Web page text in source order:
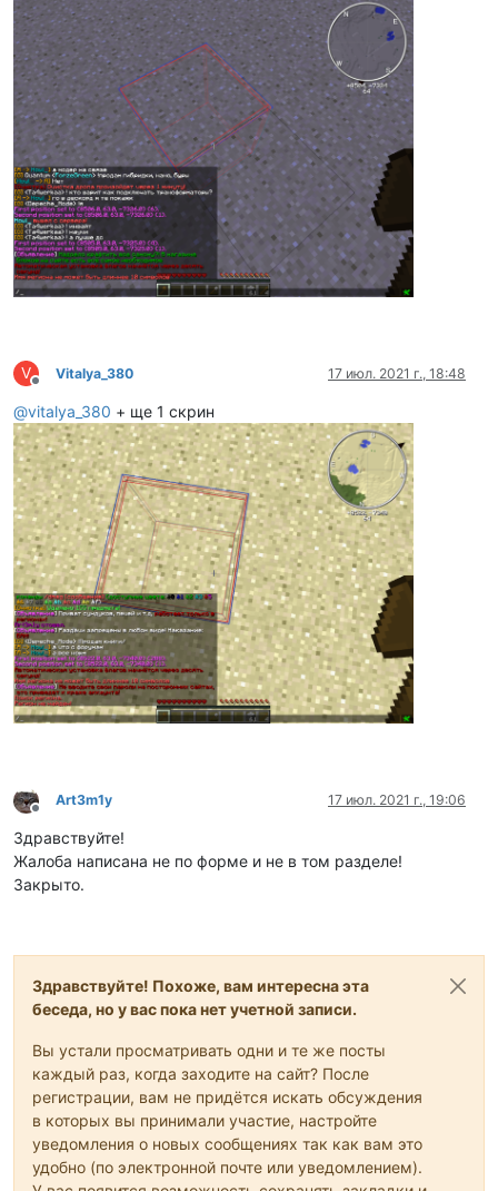
V
Не в сети
Vitalya_380 17 июл. 2021 г., 18:48
@vitalya_380 + ще 1 скрин
Не в сети
Art3m1y 17 июл. 2021 г., 19:06
Здравствуйте!
Жалоба написана не по форме и не в том разделе!
Закрыто.
Здравствуйте! Похоже, вам интересна эта
беседа, но у вас пока нет учетной записи.
Вы устали просматривать одни и те же посты
каждый раз, когда заходите на сайт? После
регистрации, вам не придётся искать обсуждения
в которых вы принимали участие, настройте
уведомления о новых сообщениях так как вам это
удобно (по электронной почте или уведомлением).